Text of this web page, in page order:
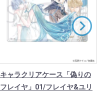
キャラクリアケース「偽りの
フレイヤ」01/フレイヤ&ユリ